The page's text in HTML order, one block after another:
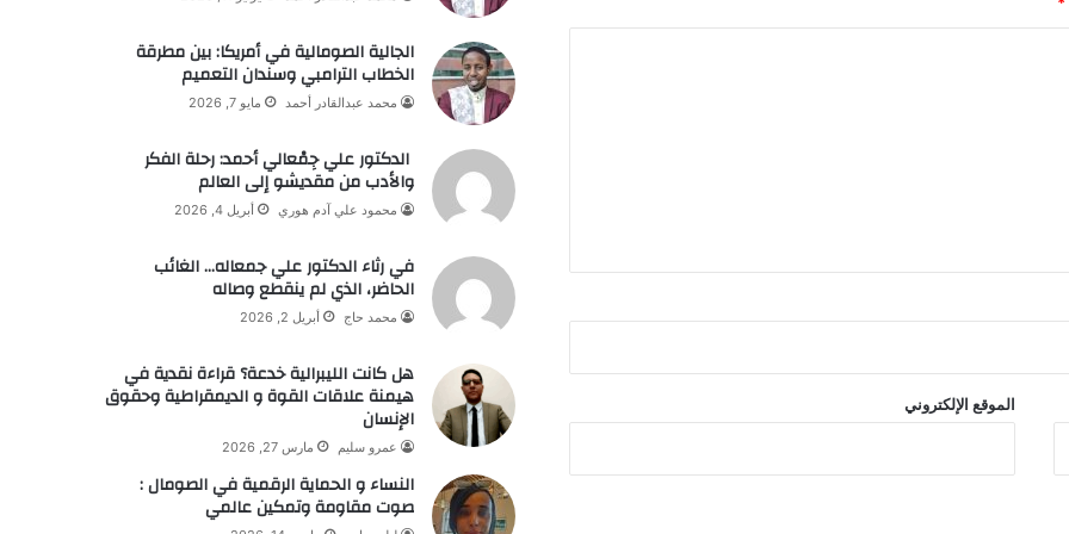
الموقع الإلكتروني
الجالية الصومالية في أمريكا: بين مطرقة
الخطاب الترامبي وسندان التعميم
محمد عبدالقادر أحمد مايو 7, 2026
الدكتور علي جِمْعالي أحمد: رحلة الفكر
والأدب من مقديشو إلى العالم
محمود علي آدم هوري أبريل 4, 2026
في رثاء الدكتور علي جمعاله… الغائب
الحاضر، الذي لم ينقطع وصاله
محمد حاج أبريل 2, 2026
هل كانت الليبرالية خدعة؟ قراءة نقدية في
هيمنة علاقات القوة و الديمقراطية وحقوق
الإنسان
عمرو سليم مارس 27, 2026
النساء و الحماية الرقمية في الصومال :
صوت مقاومة وتمكين عالمي